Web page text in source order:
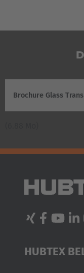
Brochure Glass
HUBTEX